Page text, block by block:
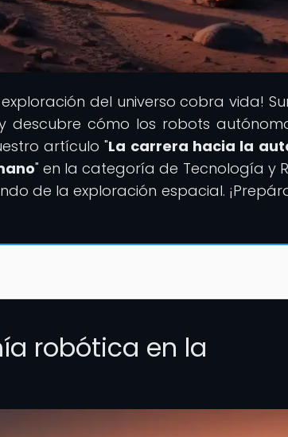
del universo cobra vida!
descubre cómo los robots
artículo "La carrera hacia la
" en la categoría de Tecnología y
de la exploración espacial.
robótica en la